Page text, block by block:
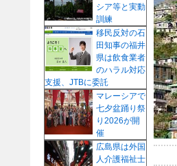
シア等と実動
訓練
移民反対の石
田知事の福井
県は飲食業者
のハラル対応
支援、JTBに委託
マレーシアで
七夕盆踊り祭
り2026が開
催
広島県は外国
人介護福祉士